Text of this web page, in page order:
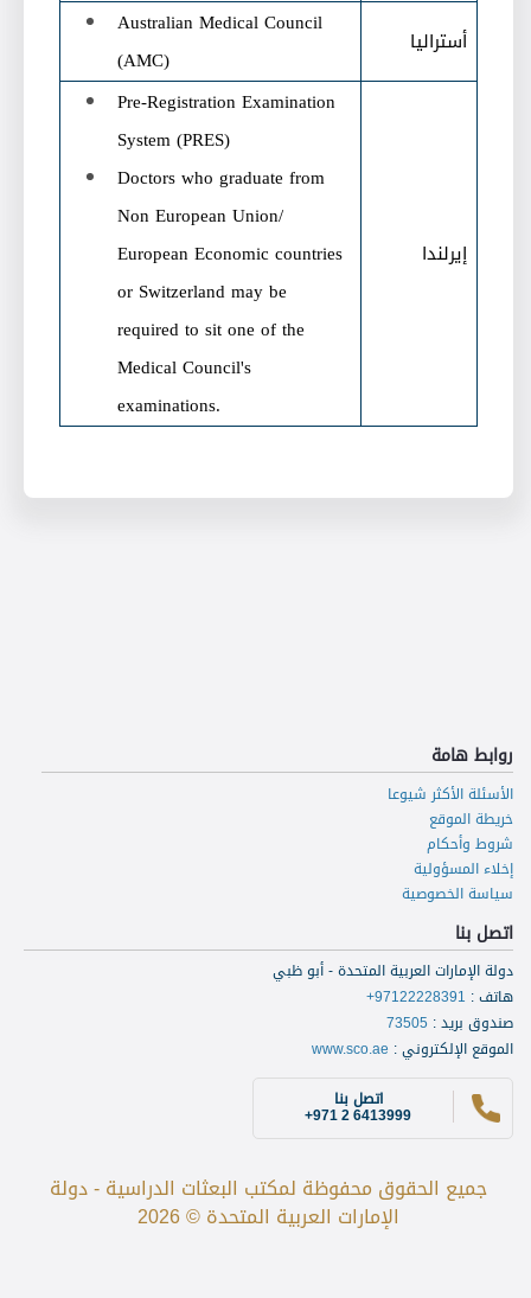
Australian Medical Council
(AMC)
أستراليا
Pre-Registration Examination
System (PRES)
Doctors who graduate from
Non European Union/
European Economic countries
or Switzerland may be
required to sit one of the
Medical Council's
examinations.
إيرلندا
روابط هامة
الأسئلة الأكثر شيوعا
خريطة الموقع
شروط وأحكام
إخلاء المسؤولية
سياسة الخصوصية
اتصل بنا
دولة الإمارات العربية المتحدة - أبو ظبي
هاتف:
+97122228391
صندوق بريد:
73505
الموقع الإلكتروني:
www.sco.ae
اتصل بنا
+971 2 6413999
جميع الحقوق محفوظة لمكتب البعثات الدراسية - دولة
الإمارات العربية المتحدة © 2026